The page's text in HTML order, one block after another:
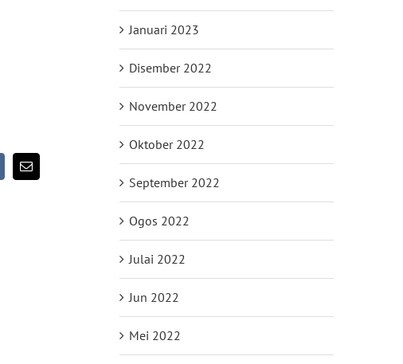
Email
Januari 2023
Disember 2022
November 2022
Oktober 2022
September 2022
Ogos 2022
Julai 2022
Jun 2022
Mei 2022